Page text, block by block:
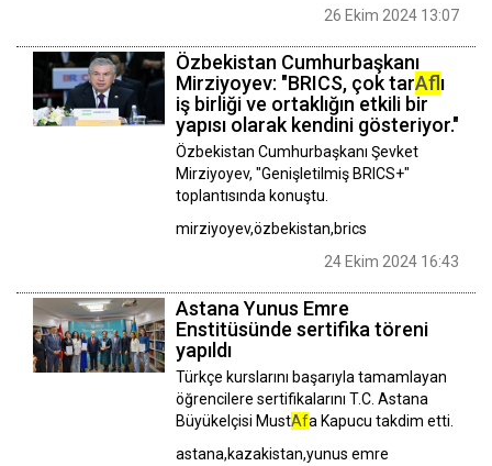
26 Ekim 2024 13:07
Özbekistan Cumhurbaşkanı
Mirziyoyev: "BRICS, çok tarAflı
iş birliği ve ortaklığın etkili bir
yapısı olarak kendini gösteriyor."
Özbekistan Cumhurbaşkanı Şevket
Mirziyoyev, "Genişletilmiş BRICS+"
toplantısında konuştu.
mirziyoyev,özbekistan,brics
24 Ekim 2024 16:43
Astana Yunus Emre
Enstitüsünde sertifika töreni
yapıldı
Türkçe kurslarını başarıyla tamamlayan
öğrencilere sertifikalarını T.C. Astana
Büyükelçisi MustAfa Kapucu takdim etti.
astana,kazakistan,yunus emre